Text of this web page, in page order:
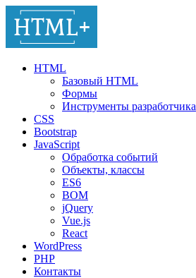
HTML
Базовый HTML
Формы
Инструменты разработчика
CSS
Bootstrap
JavaScript
Обработка событий
Объекты, классы
ES6
BOM
jQuery
Vue.js
React
WordPress
PHP
Контакты